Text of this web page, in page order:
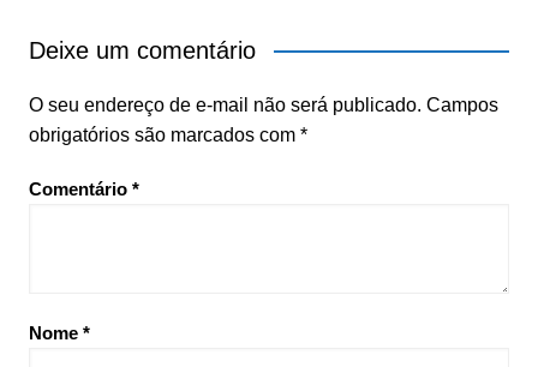
Deixe um comentário
O seu endereço de e-mail não será publicado. Campos
obrigatórios são marcados com *
Comentário *
Nome *